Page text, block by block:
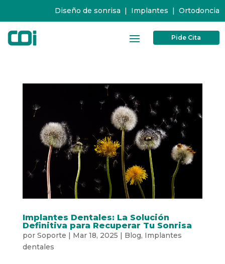
Diseño de sonrisa | Implantes | Ortodoncia
Pide Cita
Implantes Dentales: La Solución
Definitiva para Recuperar Tu Sonrisa
por Soporte | Mar 18, 2025 | Blog, Implantes
dentales